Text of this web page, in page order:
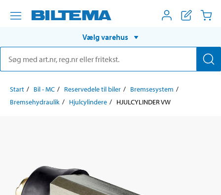
Vælg varehus
Start Bil - MC Reservedele til biler
Bremsesystem
Bremsehydraulik
Hjulcylindere HJULCYLINDER VW